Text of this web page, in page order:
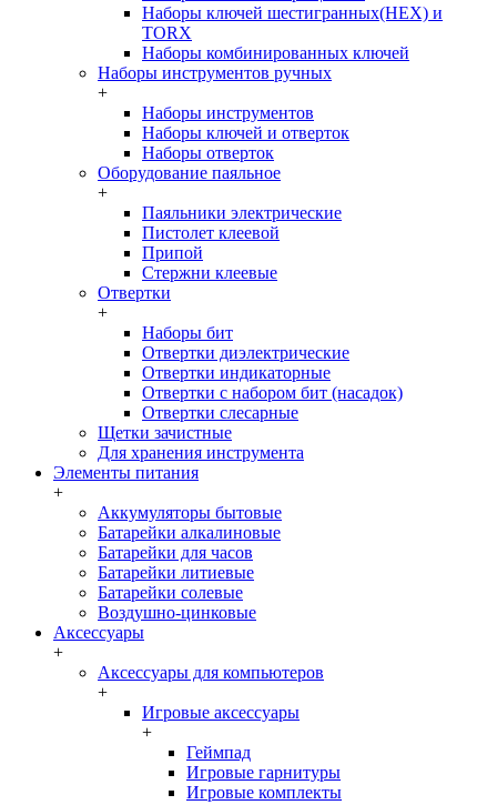
Наборы ключей шестигранных(HEX) и
TORX
Наборы комбинированных ключей
Наборы инструментов ручных
+
Наборы инструментов
Наборы ключей и отверток
Наборы отверток
Оборудование паяльное
+
Паяльники электрические
Пистолет клеевой
Припой
Стержни клеевые
Отвертки
+
Наборы бит
Отвертки диэлектрические
Отвертки индикаторные
Отвертки с набором бит (насадок)
Отвертки слесарные
Щетки зачистные
Для хранения инструмента
Элементы питания
+
Аккумуляторы бытовые
Батарейки алкалиновые
Батарейки для часов
Батарейки литиевые
Батарейки солевые
Воздушно-цинковые
Аксессуары
+
Аксессуары для компьютеров
+
Игровые аксессуары
+
Геймпад
Игровые гарнитуры
Игровые комплекты